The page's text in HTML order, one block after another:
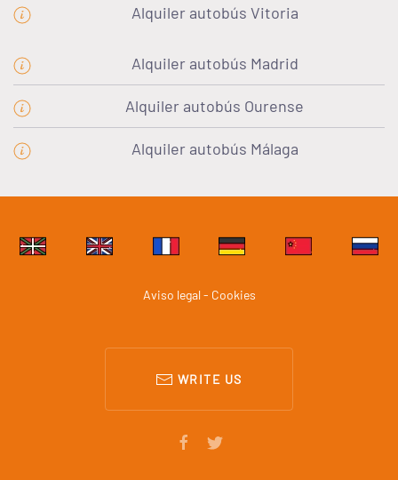
Alquiler autobús Vitoria
Alquiler autobús Madrid
Alquiler autobús Ourense
Alquiler autobús Málaga
Aviso legal - Cookies
WRITE US